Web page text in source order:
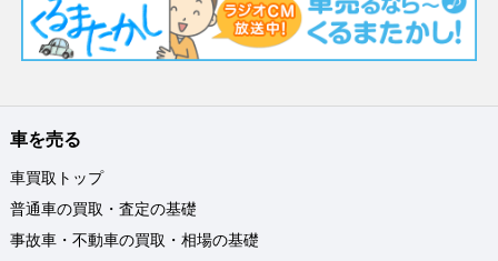
車を売る
車買取トップ
普通車の買取・査定の基礎
事故車・不動車の買取・相場の基礎